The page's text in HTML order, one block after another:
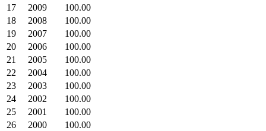
17
2009
100.00
18
2008
100.00
19
2007
100.00
20
2006
100.00
21
2005
100.00
22
2004
100.00
23
2003
100.00
24
2002
100.00
25
2001
100.00
26
2000
100.00